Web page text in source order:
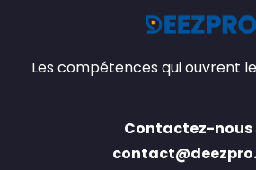
Les compétences qui ouvrent
Contactez-nous